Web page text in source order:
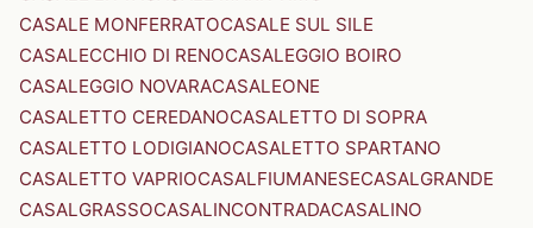
CASALE MONFERRATOCASALE SUL SILE
CASALECCHIO DI RENOCASALEGGIO BOIRO
CASALEGGIO NOVARACASALEONE
CASALETTO CEREDANOCASALETTO DI SOPRA
CASALETTO LODIGIANOCASALETTO SPARTANO
CASALETTO VAPRIOCASALFIUMANESECASALGRANDE
CASALGRASSOCASALINCONTRADACASALINO